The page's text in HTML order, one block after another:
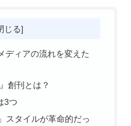
ディアの流れを変えた
創刊とは？
3つ
スタイルが革命的だっ